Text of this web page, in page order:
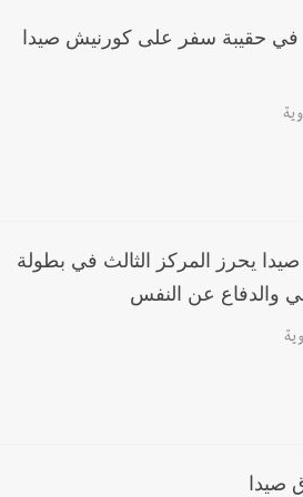
في حقيبة سفر على كورنيش صيدا
صيدا يحرز المركز الثالث في بطولة
والدفاع عن النفس
صيدا